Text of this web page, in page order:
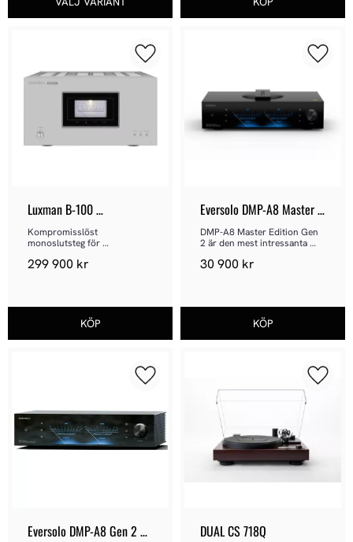
Luxman B-100
CENTENNIAL Mono
Kompromisslöst
monoslutsteg för
299 900 kr
Lägg till i favoriter
Eversolo DMP-A8 Master
Edition Gen 2
DMP-A8 Master Edition Gen
2 är den mest intressanta
sortiment just nu.
30 900 kr
Lägg
Eversolo DMP-A8 Gen 2
Lägg till i favoriter
DUAL CS 718Q
Lägg